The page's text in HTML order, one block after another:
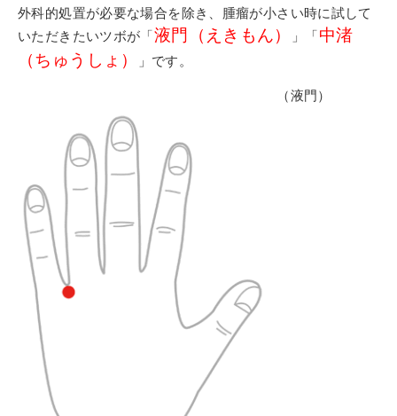
外科的処置が必要な場合を除き、腫瘤が小さい時に試して
いただきたいツボが「液門（えきもん） 」「中渚
（ちゅうしょ）
」です。
（液門）